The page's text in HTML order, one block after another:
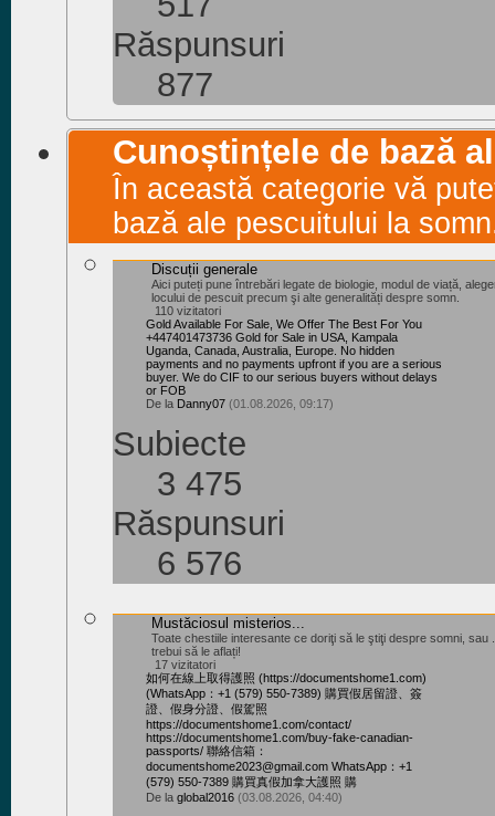
Răspunsuri
877
Cunoștințele de bază
În această categorie vă
bază ale pescuitului la
Discuții generale
Aici puteți pune întrebări legate de biologie, modul de viață,
locului de pescuit precum şi alte generalități despre somn.
110 vizitatori
Gold Available For Sale, We Offer The Best For You
+447401473736 Gold for Sale in USA, Kampala
Uganda, Canada, Australia, Europe. No hidden
payments and no payments upfront if you are a serious
buyer. We do CIF to our serious buyers without delays
or FOB
De la Danny07 (01.08.2026, 09:17)
Subiecte
3 475
Răspunsuri
6 576
Mustăciosul misterios...
Toate chestiile interesante ce doriţi să le ştiţi despre somni, sau
trebui să le aflați!
17 vizitatori
如何在線上取得護照 (https://documentshome1.com)
(WhatsApp：+1 (579) 550-7389) 購買假居留證、簽
證、假身分證、假駕照
https://documentshome1.com/contact/
https://documentshome1.com/buy-fake-canadian-
passports/ 聯絡信箱：
documentshome2023@gmail.com WhatsApp：+1
(579) 550-7389 購買真假加拿大護照 購
De la global2016 (03.08.2026, 04:40)